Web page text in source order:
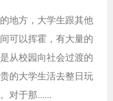
地方，大学生跟其他
可以挥霍，有大量的
从校园向社会过渡的
的大学生活去整日玩
对于那……